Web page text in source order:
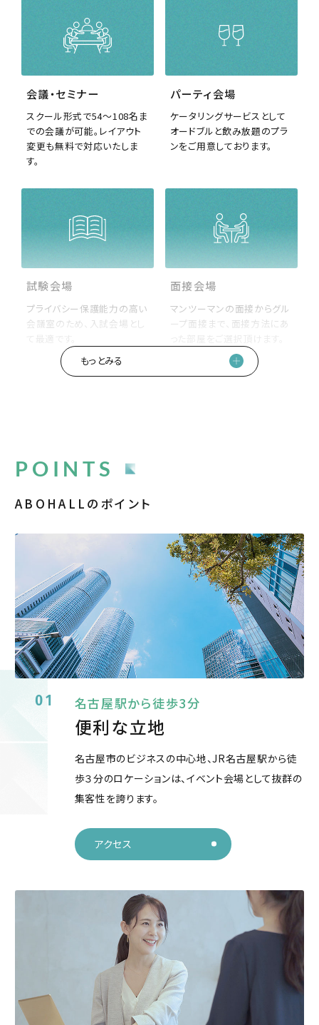
会議・セミナー
スクール形式で54〜108名ま
での会議が可能。レイアウト
変更も無料で対応いたしま
す。
パーティ会場
ケータリングサービスとして
オードブルと飲み放題のプラ
ンをご用意しております。
試験会場
プライバシー保護能力の高い
会議室のため、入試会場とし
面接会場
マンツーマンの面接からグル
ープ面接まで、面接方法にあ
もっとみる
ABOHALLのポイント
POINTS
01 名古屋駅から徒歩3分
便利な立地
名古屋市のビジネスの中心地、JR名古屋駅から徒
歩３分のロケーションは、イベント会場として抜群の
集客性を誇ります。
アクセス